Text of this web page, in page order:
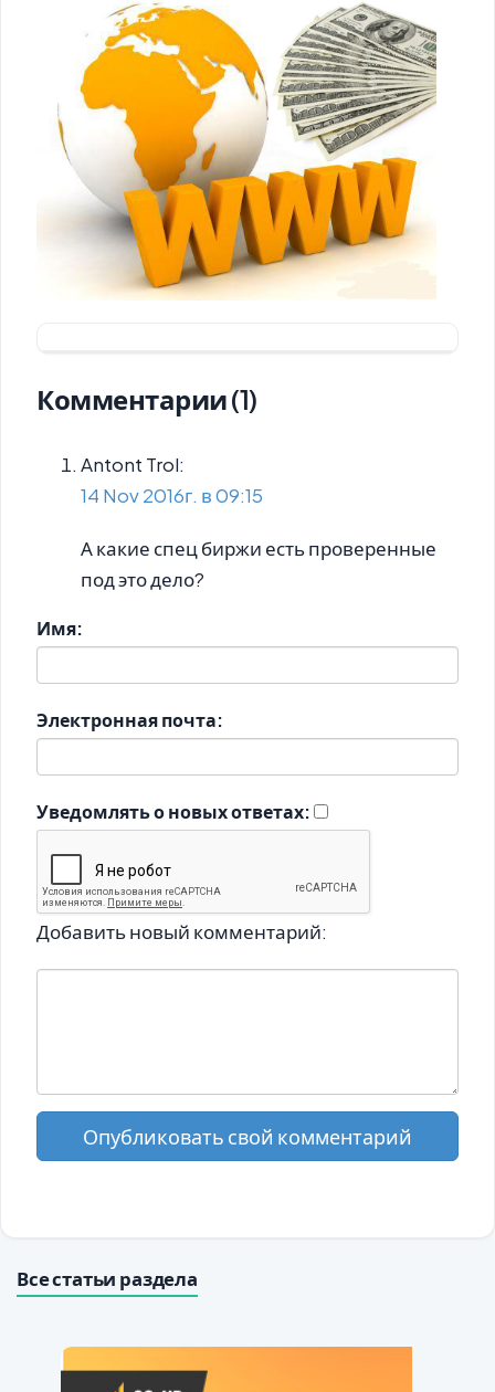
Комментарии (1)
Antont Trol:
14 Nov 2016г. в 09:15
А какие спец биржи есть проверенные
под это дело?
Имя:
Электронная почта:
Уведомлять о новых ответах:
Добавить новый комментарий:
Опубликовать свой комментарий
Все статьи раздела